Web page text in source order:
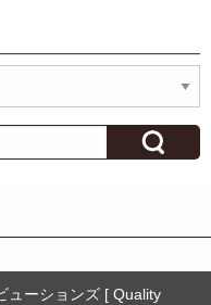
ーションズ [ Quality